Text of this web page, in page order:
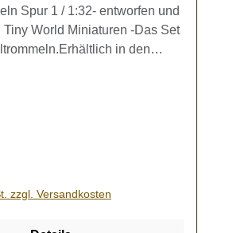
Spur 1 / 1:32- entworfen und
Tiny World Miniaturen -Das Set
in den
zzgl. Versandkosten